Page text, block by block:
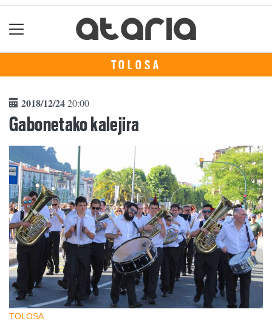
TOLOSA
2018/12/2420:00
Gabonetako kalejira
TOLOSA